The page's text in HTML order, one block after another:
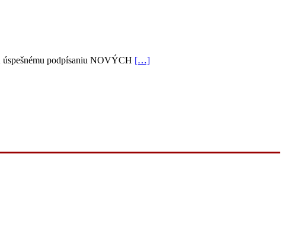
úspešnému podpísaniu NOVÝCH […]